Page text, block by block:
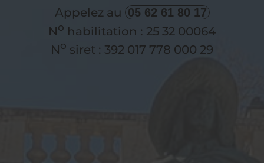
Appelez au 05 62 61 80 17
No habilitation : 25 32 00064
No siret : 392 017 778 000 29